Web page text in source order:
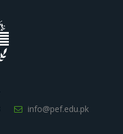
info@pef.edu.pk